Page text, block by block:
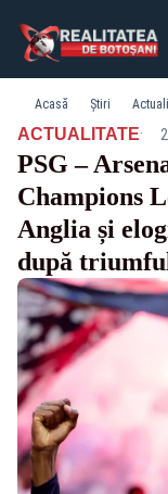
Acasă Știri
ACTUALITATE·
PSG –
Champions
Anglia și
după